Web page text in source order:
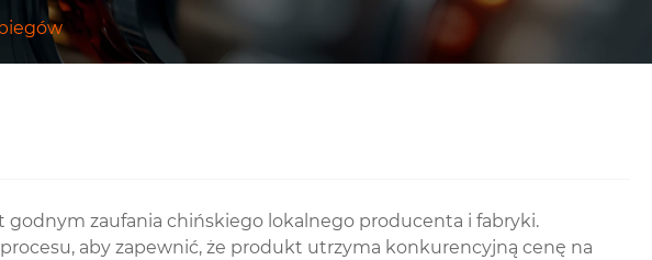
godnym zaufania chińskiego lokalnego producenta i fabryki.
aby zapewnić, że produkt utrzyma konkurencyjną cenę na